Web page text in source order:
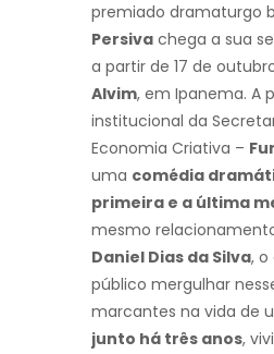
premiado dramaturgo
Persiva chega a sua
a partir de 17 de
Alvim, em Ipanema. A
institucional da
Economia Criativa –
uma comédia
primeira e a última
mesmo
Daniel Dias da Silva,
público mergulhar
marcantes na vida de
junto há três anos,